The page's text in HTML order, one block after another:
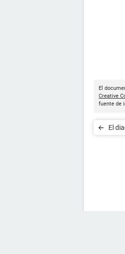
El
Creative
fuente de
El